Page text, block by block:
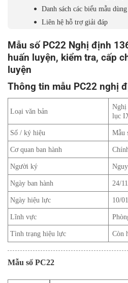
Danh sách các biểu mẫu
Liên hệ hỗ trợ giải đáp
Mẫu số PC22 Nghị định
huấn luyện, kiểm tra, cấp
luyện
Thông tin mẫu PC22 nghị
Loại văn bản
Nghị
lục
Số / ký hiệu Mẫu
Cơ quan ban hành
Người ký
Ngày ban hành 24/
Ngày hiệu lực 10/
Lĩnh vực
Tình trạng hiệu lực Còn
Mẫu số PC22